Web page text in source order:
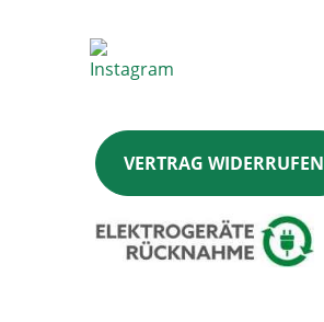
VERTRAG WIDERRUFEN